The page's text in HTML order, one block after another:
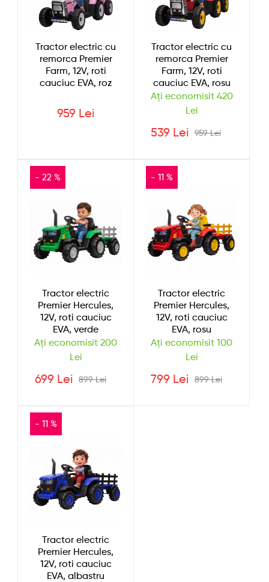
Tractor electric cu
remorca Premier
Farm, 12V, roti
cauciuc EVA, roz
959 Lei
Tractor electric cu
remorca Premier
Farm, 12V, roti
cauciuc EVA, rosu
Ați economisit 420
Lei
959 Lei
539 Lei
- 22 %
Tractor electric
Premier Hercules,
12V, roti cauciuc
EVA, verde
Ați economisit 200
Lei
899 Lei
699 Lei
- 11 %
Tractor electric
Premier Hercules,
12V, roti cauciuc
EVA, rosu
Ați economisit 100
Lei
899 Lei
799 Lei
- 11 %
Tractor electric
Premier Hercules,
12V, roti cauciuc
EVA, albastru